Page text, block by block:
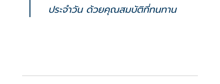
ประจำวัน ด้วยคุณสมบัติที่ทนทาน